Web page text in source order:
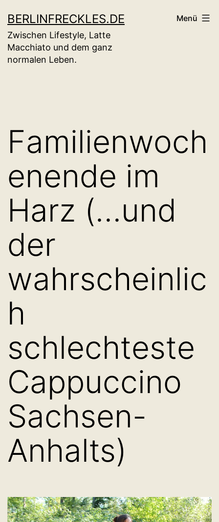
Inhalt
springen
BERLINFRECKLES.DE
Zwischen Lifestyle, Latte
Macchiato und dem ganz
normalen Leben.
Menü
Familienwoch
enende im
Harz (…und
der
wahrscheinlic
h
schlechteste
Cappuccino
Sachsen-
Anhalts)